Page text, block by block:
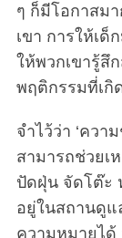
ๆ ก็มีโอกาสม
เขา การให้เ
ให้พวกเขารู้สึ
พฤติกรรมที่เกิ
จำไว้ว่า ‘ควา
สามารถช่วยเ
ปัดฝุ่น จัดโต๊ะ
อยู่ในสถานดูแ
ความหมายได้